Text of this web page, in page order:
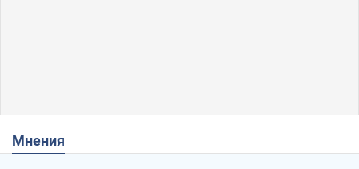
Мнения